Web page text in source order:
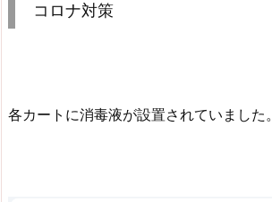
コロナ対策
各カートに消毒液が設置されていました。